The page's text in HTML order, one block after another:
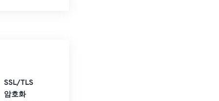
SSL/TLS
암호화